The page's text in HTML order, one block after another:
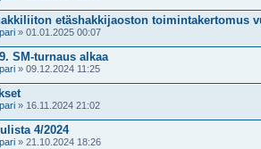
etäshakkijaoston toimintakertomus
» 01.01.2025 00:07
SM-turnaus alkaa
» 09.12.2024 11:25
» 16.11.2024 21:02
4/2024
» 21.10.2024 18:26